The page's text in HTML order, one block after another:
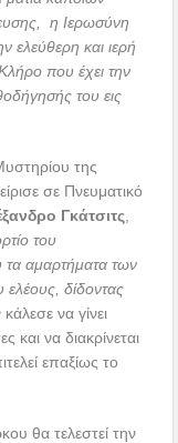
η Ιερωσύνη
ελεύθερη και ιερή
που έχει την
του εις
της
σε Πνευματικό
Γκάτσιτς
του
τα αμαρτήματα των
ελέους, δίδοντας
να γίνει
να διακρίνεται
επαξίως το
θα τελεστεί την